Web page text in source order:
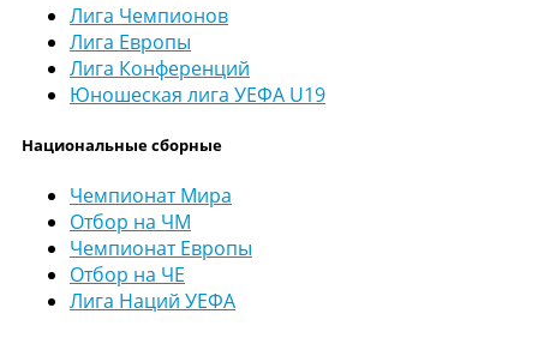
Лига Чемпионов
Лига Европы
Лига Конференций
Юношеская лига УЕФА U19
Национальные сборные
Чемпионат Мира
Отбор на ЧМ
Чемпионат Европы
Отбор на ЧЕ
Лига Наций УЕФА